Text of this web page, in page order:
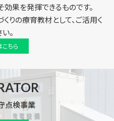
果を発揮できるものです。
りの療育教材として、ご活用く
。
ちら
点検事業